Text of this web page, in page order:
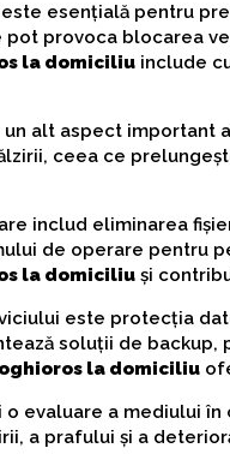
esențială pentru
pot provoca blocarea
la domiciliu include
alt aspect important
ceea ce
includ eliminarea
de operare pentru
la domiciliu și
este protecția
soluții de
la domiciliu
evaluare a mediului
a prafului și a